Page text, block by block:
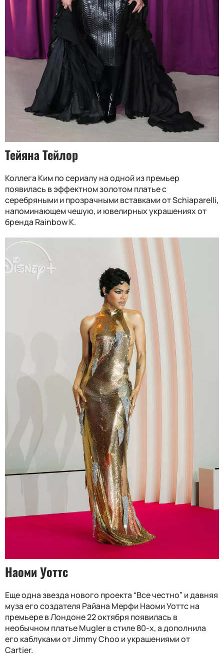
Тейяна Тейлор
Коллега Ким по сериалу на одной из премьер
появилась в эффектном золотом платье с
серебряными и прозрачными вставками от Schiaparelli,
напоминающем чешую, и ювелирных украшениях от
бренда Rainbow K.
Наоми Уоттс
Еще одна звезда нового проекта “Все честно” и давняя
муза его создателя Райана Мерфи Наоми Уоттс на
премьере в Лондоне 22 октября появилась в
необычном платье Mugler в стиле 80-х, а дополнила
его каблуками от Jimmy Choo и украшениями от
Cartier.